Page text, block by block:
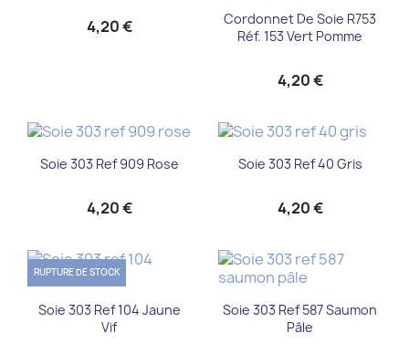
4,20 €
Cordonnet De Soie R753
Réf. 153 Vert Pomme
4,20 €
Soie 303 Ref 909 Rose
4,20 €
Soie 303 Ref 40 Gris
4,20 €
Soie 303 Ref 104 Jaune
Vif
RUPTURE DE STOCK
Soie 303 Ref 587 Saumon
Pâle